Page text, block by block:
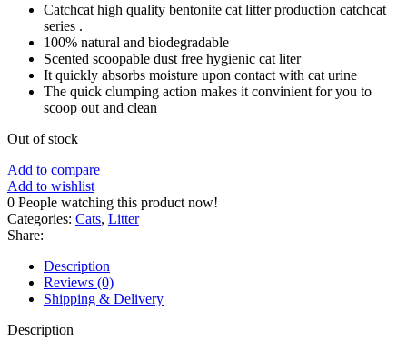
Catchcat high quality bentonite cat litter production catchcat
series .
100% natural and biodegradable
Scented scoopable dust free hygienic cat liter
It quickly absorbs moisture upon contact with cat urine
The quick clumping action makes it convinient for you to
scoop out and clean
Out of stock
Add to compare
Add to wishlist
0 People watching this product now!
Categories: Cats, Litter
Share:
Description
Reviews (0)
Shipping & Delivery
Description